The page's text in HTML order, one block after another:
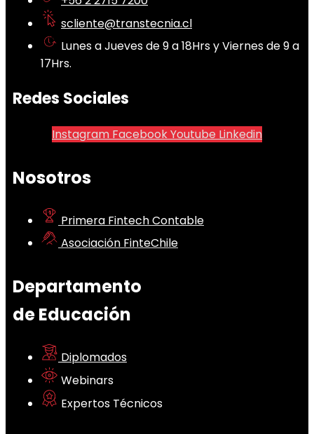
scliente@transtecnia.cl
Lunes a Jueves de 9 a 18Hrs y Viernes de 9 a
17Hrs.
Redes Sociales
Instagram FacebookYoutube Linkedin
Nosotros
Primera Fintech Contable
Asociación FinteChile
Departamento
de Educación
Diplomados
Webinars
Expertos Técnicos